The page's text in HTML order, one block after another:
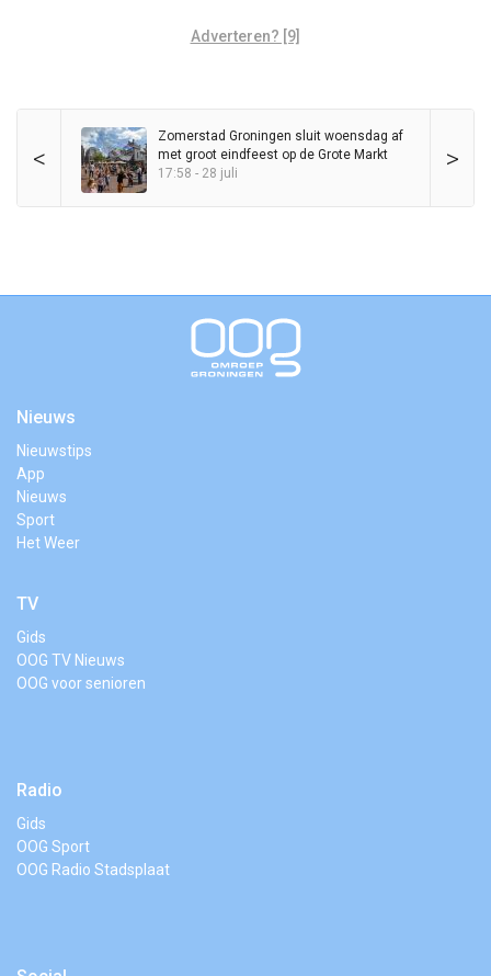
Adverteren? [9]
< >
Zomerstad Groningen sluit woensdag af
met groot eindfeest op de Grote Markt
17:58 - 28 juli
Nieuws
Nieuwstips
App
Nieuws
Sport
Het Weer
TV
Gids
OOG TV Nieuws
OOG voor senioren
Radio
Gids
OOG Sport
OOG Radio Stadsplaat